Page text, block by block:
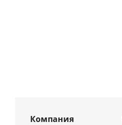
Компания